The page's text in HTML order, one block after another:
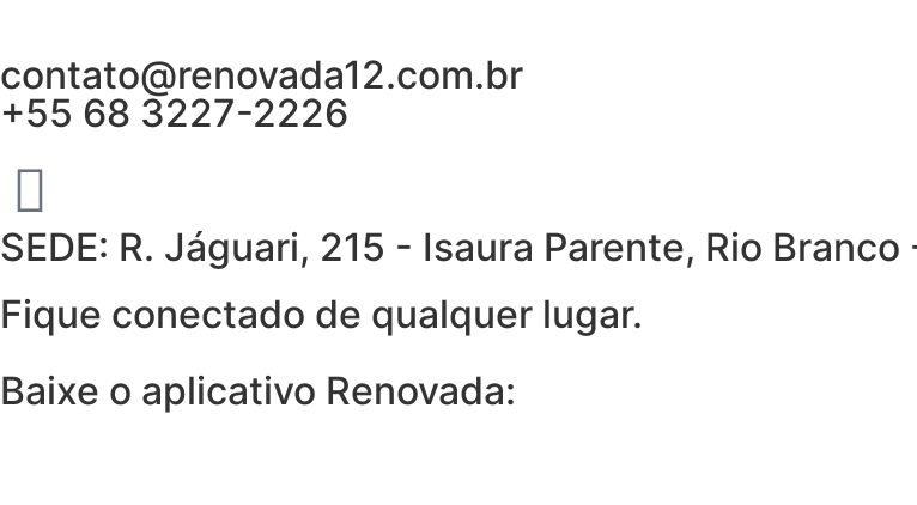
contato@renovada12.com.br
+55 68 3227-2226
SEDE: R. Jáguari, 215 - Isaura Parente, Rio
Fique conectado de qualquer lugar.
Baixe o aplicativo Renovada: